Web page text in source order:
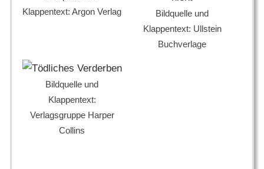
Klappentext: Argon Verlag
Bildquelle und
Klappentext: Ullstein
Buchverlage
Bildquelle und
Klappentext:
Verlagsgruppe Harper
Collins